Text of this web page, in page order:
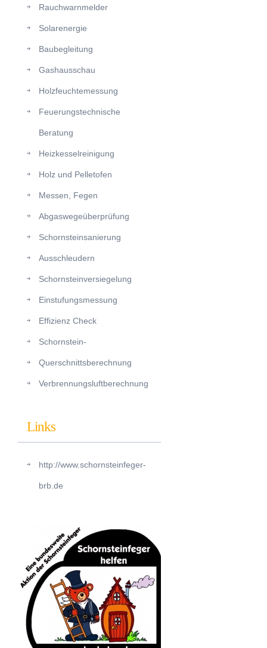
Rauchwarnmelder
Solarenergie
Baubegleitung
Gashausschau
Holzfeuchtemessung
Feuerungstechnische
Beratung
Heizkesselreinigung
Holz und Pelletofen
Messen, Fegen
Abgaswegeüberprüfung
Schornsteinsanierung
Ausschleudern
Schornsteinversiegelung
Einstufungsmessung
Effizienz Check
Schornstein-
Querschnittsberechnung
Verbrennungsluftberechnung
Links
http://www.schornsteinfeger-
brb.de